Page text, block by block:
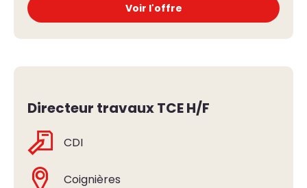
Voir l'offre
Directeur travaux TCE H/F
CDI
Coignières